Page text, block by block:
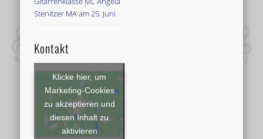
Stenitzer MA am 25. Juni
Kontakt
Klicke hier, um
Marketing-Cookies
zu akzeptieren und
diesen Inhalt zu
aktivieren